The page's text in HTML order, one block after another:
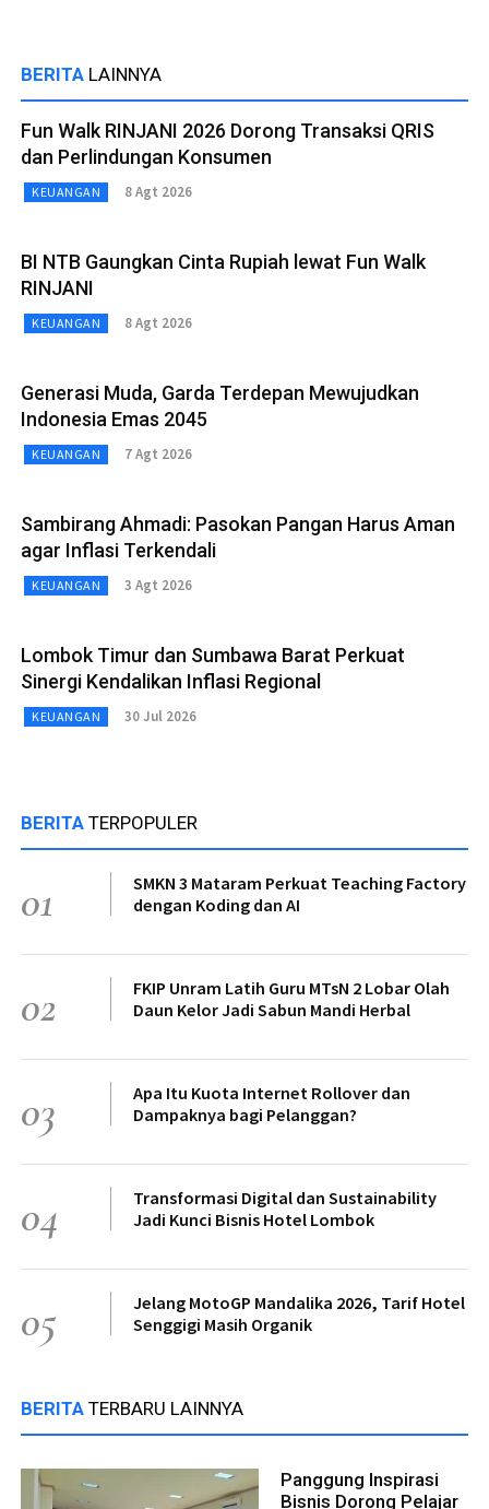
BERITA LAINNYA
Fun Walk RINJANI 2026 Dorong Transaksi QRIS
dan Perlindungan Konsumen
KEUANGAN 8 Agt 2026
BI NTB Gaungkan Cinta Rupiah lewat Fun Walk
RINJANI
KEUANGAN 8 Agt 2026
Generasi Muda, Garda Terdepan Mewujudkan
Indonesia Emas 2045
KEUANGAN 7 Agt 2026
Sambirang Ahmadi: Pasokan Pangan Harus Aman
agar Inflasi Terkendali
KEUANGAN 3 Agt 2026
Lombok Timur dan Sumbawa Barat Perkuat
Sinergi Kendalikan Inflasi Regional
KEUANGAN 30 Jul 2026
BERITA TERPOPULER
01
SMKN 3 Mataram Perkuat Teaching Factory
dengan Koding dan AI
02
FKIP Unram Latih Guru MTsN 2 Lobar Olah
Daun Kelor Jadi Sabun Mandi Herbal
03
Apa Itu Kuota Internet Rollover dan
Dampaknya bagi Pelanggan?
04
Transformasi Digital dan Sustainability
Jadi Kunci Bisnis Hotel Lombok
05
Jelang MotoGP Mandalika 2026, Tarif Hotel
Senggigi Masih Organik
BERITA TERBARU LAINNYA
Panggung Inspirasi
Bisnis Dorong Pelajar